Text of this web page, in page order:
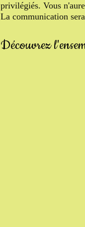
privilégiés. Vous
La communication
Découvrez